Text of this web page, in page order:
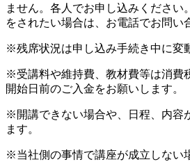
ません。各人でお申し込みください
をされたい場合は、お電話でお問い
※残席状況は申し込み手続き中に変
※受講料や維持費、教材費等は消費
開始日前のご入金をお願いします。
※開講できない場合や、日程、内容
ます。
※当社側の事情で講座が成立しない